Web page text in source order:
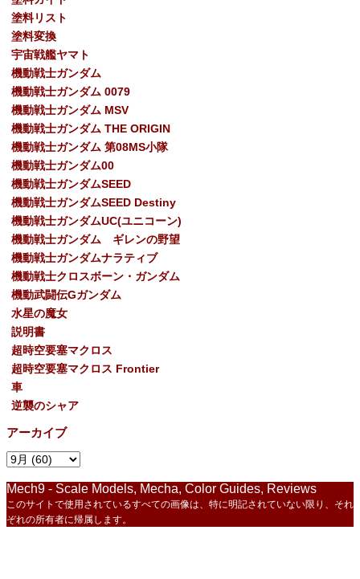
塗料リスト
塗料変換
宇宙戦艦ヤマト
機動戦士ガンダム
機動戦士ガンダム 0079
機動戦士ガンダム MSV
機動戦士ガンダム THE ORIGIN
機動戦士ガンダム 第08MS小隊
機動戦士ガンダム00
機動戦士ガンダムSEED
機動戦士ガンダムSEED Destiny
機動戦士ガンダムUC(ユニコーン)
機動戦士ガンダム ギレンの野望
機動戦士ガンダムナラティブ
機動戦士クロスボーン・ガンダム
機動武闘伝Gガンダム
水星の魔女
説明書
超時空要塞マクロス
超時空要塞マクロス Frontier
車
逆襲のシャア
アーカイブ
Mech9 - Scale Models, Mecha, Color Guides, Reviews
このサイトで使用されているすべての画像は、特に明記されていない限り、それ
ぞれの所有者に帰属します。